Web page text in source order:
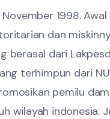
November 1998.
dan
berasal dari
terhimpun dari
pemilu
wilayah